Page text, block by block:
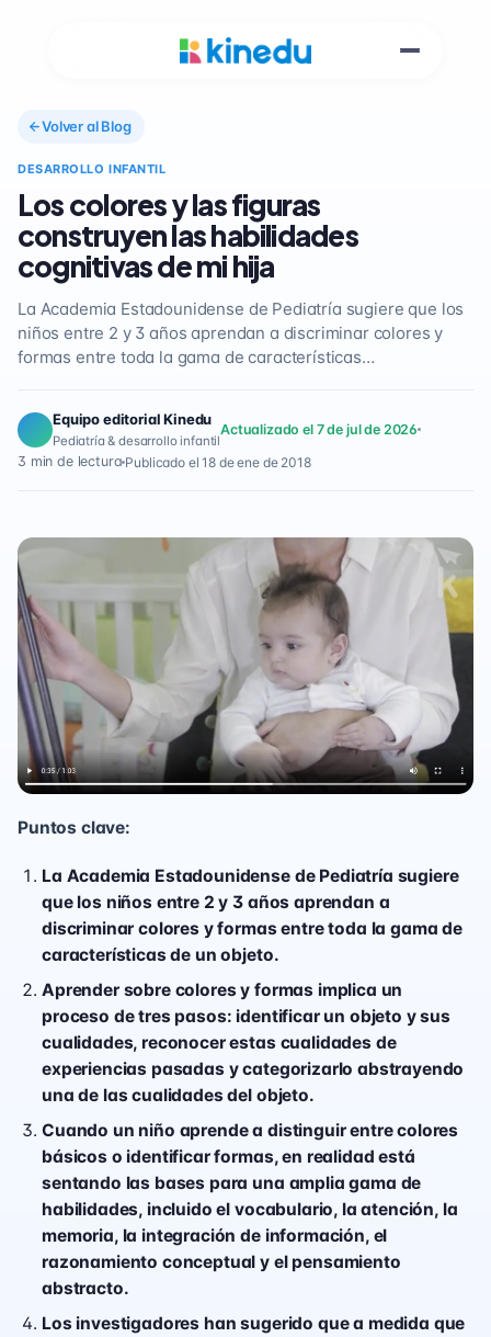
Volver al Blog
DESARROLLO INFANTIL
Los colores y las figuras
construyen las habilidades
cognitivas de mi hija
La Academia Estadounidense de Pediatría sugiere que los
niños entre 2 y 3 años aprendan a discriminar colores y
formas entre toda la gama de características…
Equipo editorial Kinedu
Pediatría & desarrollo infantil
Actualizado el 7 de jul de 2026
3 min de lectura Publicado el 18 de ene de 2018
Puntos clave:
La Academia Estadounidense de Pediatría sugiere
que los niños entre 2 y 3 años aprendan a
discriminar colores y formas entre toda la gama de
características de un objeto.
Aprender sobre colores y formas implica un
proceso de tres pasos: identificar un objeto y sus
cualidades, reconocer estas cualidades de
experiencias pasadas y categorizarlo abstrayendo
una de las cualidades del objeto.
Cuando un niño aprende a distinguir entre colores
básicos o identificar formas, en realidad está
sentando las bases para una amplia gama de
habilidades, incluido el vocabulario, la atención, la
memoria, la integración de información, el
razonamiento conceptual y el pensamiento
abstracto.
Los investigadores han sugerido que a medida que